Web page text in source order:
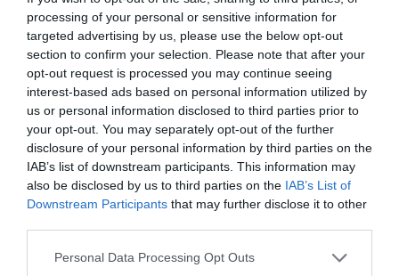
processing of your personal or sensitive information for
targeted advertising by us, please use the below opt-out
section to confirm your selection. Please note that after your
opt-out request is processed you may continue seeing
interest-based ads based on personal information utilized by
us or personal information disclosed to third parties prior to
your opt-out. You may separately opt-out of the further
disclosure of your personal information by third parties on the
IAB’s list of downstream participants. This information may
also be disclosed by us to third parties on the IAB’s List of
Downstream Participants that may further disclose it to other
Personal Data Processing Opt Outs
OPIS PRODUKTU
SPECYFIKACJA